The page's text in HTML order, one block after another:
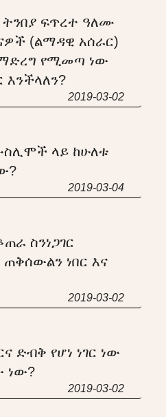
ትንበያ ፍጥረተ ዓለሙ
(ልማዳዊ አሰራር)
የሚመጣ ነው
2019-03-02
ላይ ከሁለቱ
2019-03-04
ስንነጋገር
ነበር እና
2019-03-02
ድብቅ የሆነ ነገር ነው
ነው?
2019-03-02